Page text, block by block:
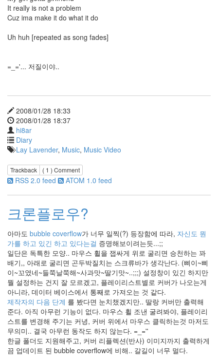
It really is not a problem
Cuz ima make it do what it do
Uh huh [repeated as song fades]
=_='... 저질이야..
2008/01/28 18:33
2008/01/28 18:37
hi8ar
Diary
Lay Lavender, Music, Music Video
Trackback ( 1 ) Comment
RSS 2.0 feed ATOM 1.0 feed
크론플로우?
아마도 bubble coverflow가 너무 일찍(?) 등장함에 따라, 자신도 뭔
가를 하고 있긴 하고 있다는걸 증명해보이려는듯...;;
일단은 독특한 모양.. 마우스 휠을 잽싸게 위로 굴리면 승천하는 꽈
배기,, 아래로 굴리면 곤두박질치는 스크류바가 생각난다. (삐이~삐
이~꼬였네~들쭉날쭉해~사과맛~딸기맛~..;;;) 설정창이 있긴 하지만
뭘 설정하는 건지 잘 모르겠고, 플레이리스트별로 커버가 나오는게
아니라, 데이터 베이스에서 통째로 가져오는 것 같다.
제작자의 다음 단계 를 봤다면 눈치챘겠지만.. 딸랑 커버만 출력해
준다. 아직 아무런 기능이 없다. 마우스 휠 조낸 굴려봐야, 플레이리
스트를 변경해 주기는 커녕, 커버 위에서 마우스 클릭하는것 마저도
무의미.. 결국 아무런 동작도 하지 않는다. =_=''
한글 폴더도 지원해주고, 커버 리플렉션(반사) 이미지까지 출력하게
끔 업데이트 된 bubble coverflow에 비해.. 갈길이 너무 멀다.
Recent
Posts
엇
아
더
이
상
이
블
그
는
영
지
습
니
다.
by
hi8ar
산
사
자
안
녕!
:)